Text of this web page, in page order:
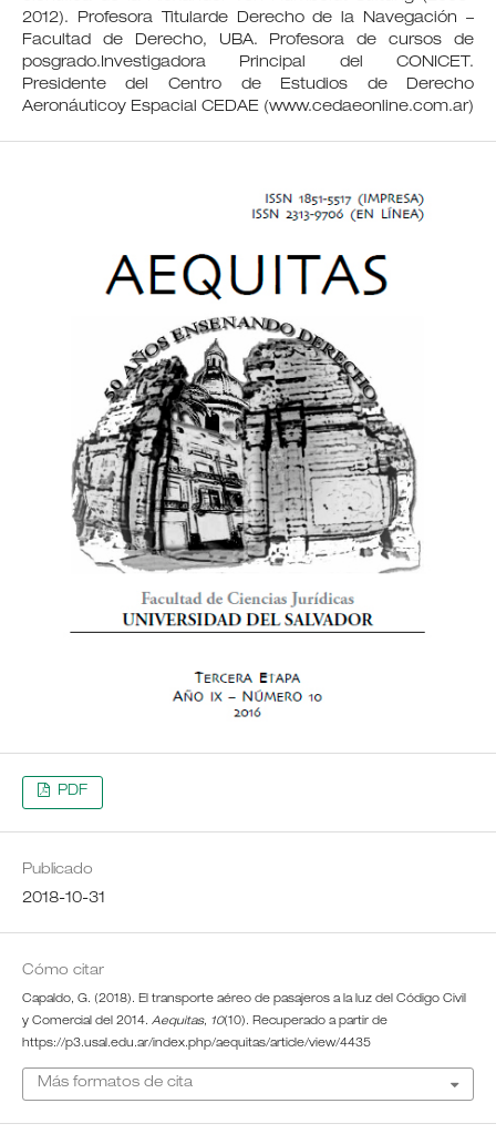
2012). Profesora Titularde Derecho de la Navegación –
Facultad de Derecho, UBA. Profesora de cursos de
posgrado.Investigadora Principal del CONICET.
Presidente del Centro de Estudios de Derecho
Aeronáuticoy Espacial CEDAE (www.cedaeonline.com.ar)
PDF
Publicado
2018-10-31
Cómo citar
Capaldo, G. (2018). El transporte aéreo de pasajeros a la luz del Código Civil
y Comercial del 2014. Aequitas, 10(10). Recuperado a partir de
https://p3.usal.edu.ar/index.php/aequitas/article/view/4435
Más formatos de cita